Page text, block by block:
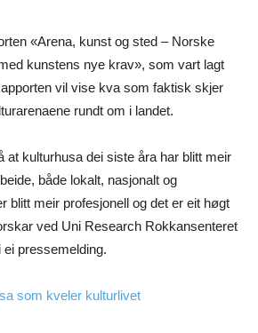
«Arena, kunst og sted – Norske
kunstens nye krav», som vart lagt
vil vise kva som faktisk skjer
rundt om i landet.
at kulturhusa dei siste åra har blitt meir
både lokalt, nasjonalt og
blitt meir profesjonell og det er eit høgt
ved Uni Research Rokkansenteret
pressemelding.
som kveler kulturlivet